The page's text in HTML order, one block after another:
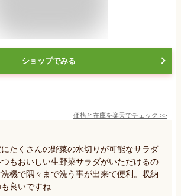
ショップでみる
価格と在庫を楽天でチェック >>
たくさんの野菜の水切りが可能なサラダ
もおいしい生野菜サラダがいただけるの
機で隅々まで洗う事が出来て便利。収納
良いですね